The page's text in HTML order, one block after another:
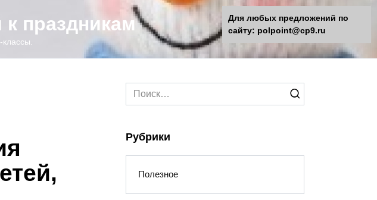
праздникам
Search
for:
Рубрики
Полезное
Для любых предложений по
сайту: polpoint@cp9.ru